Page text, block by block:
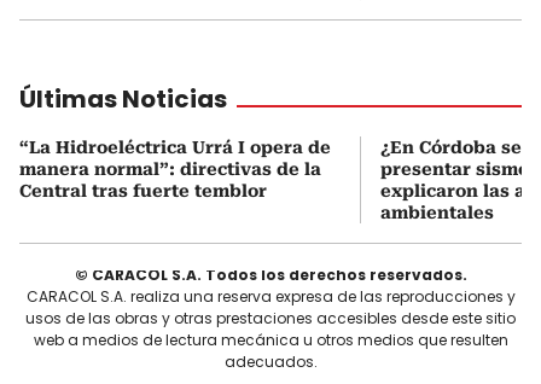
Últimas Noticias
“La Hidroeléctrica Urrá I opera de
manera normal”: directivas de la
Central tras fuerte temblor
¿En Córdoba se
presentar
explicaron las
ambientales
© CARACOL S.A. Todos los derechos reservados.
CARACOL S.A. realiza una reserva expresa de las reproducciones y
usos de las obras y otras prestaciones accesibles desde este sitio
web a medios de lectura mecánica u otros medios que resulten
adecuados.